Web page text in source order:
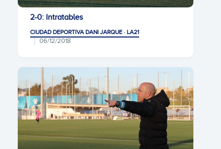
2-0: Intratables
CIUDAD DEPORTIVA DANI JARQUE · LA21
06/12/2018